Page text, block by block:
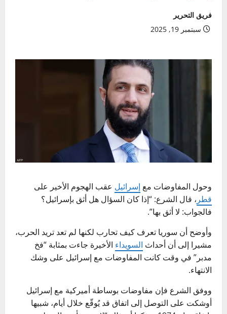
فريق التحرير
سبتمبر 19, 2025
وحول المفاوضات مع إسرائيل عقب الهجوم الأخير على
قطر ، قال الشرع: “إذا كان السؤال هل أثق بإسرائيل؟
فالجواب: لا أثق بها”.
وأوضح أن سوريا تعرف كيف تحارب لكنها لم تعد تريد الحرب،
مشيرا إلى أن أحداث السويداء الأخيرة جاءت بمثابة “فخ
مدبر” في وقت كانت المفاوضات مع إسرائيل على وشك
الانتهاء.
ووفق الشرع فإن مفاوضات بوساطة أميركية مع إسرائيل
أوشكت على التوصل إلى اتفاق قد يُوقّع خلال أيام، شبيها